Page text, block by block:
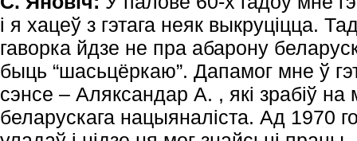
і я хацеў з гэтага неяк выкруціцца.
гаворка йдзе не пра абарону
быць “шасьцёркаю”. Дапамог мне ў
сэнсе – Аляксандар А. , які зрабіў
беларускага нацыяналіста. Ад 1970